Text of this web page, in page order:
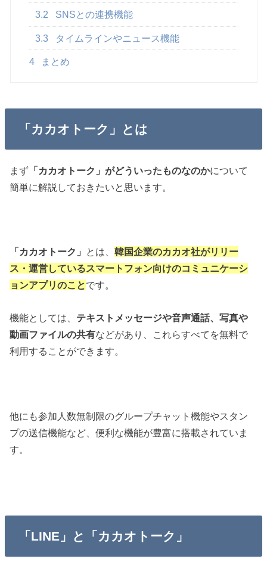
3.2 SNSとの連携機能
3.3 タイムラインやニュース機能
4 まとめ
「カカオトーク」とは
まず 「カカオトーク」がどういったものなのかについて
簡単に解説しておきたいと思います。
「カカオトーク」 とは、韓国企業のカカオ社がリリー
ス・運営しているスマートフォン向けのコミュニケーシ
ョンアプリのことです。
機能としては、 テキストメッセージや音声通話、写真や
動画ファイルの共有などがあり、これらすべてを無料で
利用することができます。
他にも参加人数無制限のグループチャット機能やスタン
プの送信機能など、便利な機能が豊富に搭載されていま
す。
「LINE」と「カカオトーク」